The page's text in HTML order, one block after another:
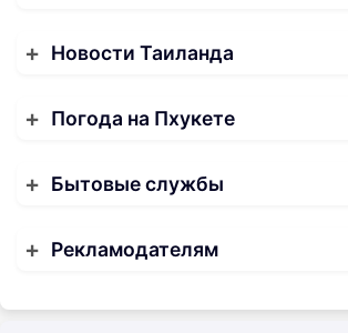
Новости Таиланда
Погода на Пхукете
Бытовые службы
Рекламодателям